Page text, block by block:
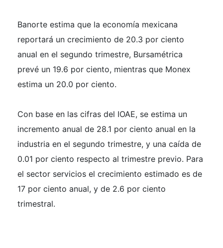
Banorte estima que la economía mexicana
reportará un crecimiento de 20.3 por ciento
anual en el segundo trimestre, Bursamétrica
prevé un 19.6 por ciento, mientras que Monex
estima un 20.0 por ciento.
Con base en las cifras del IOAE, se estima un
incremento anual de 28.1 por ciento anual en la
industria en el segundo trimestre, y una caída de
0.01 por ciento respecto al trimestre previo. Para
el sector servicios el crecimiento estimado es de
17 por ciento anual, y de 2.6 por ciento
trimestral.